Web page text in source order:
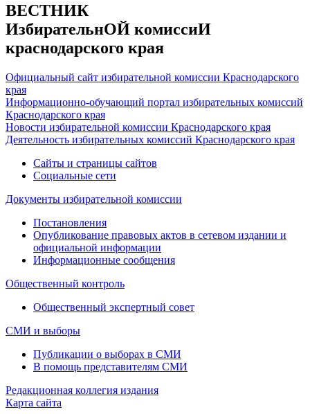
ВЕСТНИК
ИзбирательнОЙ комиссиИ
краснодарского края
Официальный сайт избирательной комиссии Краснодарского
края
Информационно-обучающий портал избирательных комиссий
Краснодарского края
Новости избирательной комиссии Краснодарского края
Деятельность избирательных комиссий Краснодарского края
Сайты и страницы сайтов
Социальные сети
Документы избирательной комиссии
Постановления
Опубликование правовых актов в сетевом издании и
официальной информации
Информационные сообщения
Общественный контроль
Общественный экспертный совет
СМИ и выборы
Публикации о выборах в СМИ
В помощь представителям СМИ
Редакционная коллегия издания
Карта сайта